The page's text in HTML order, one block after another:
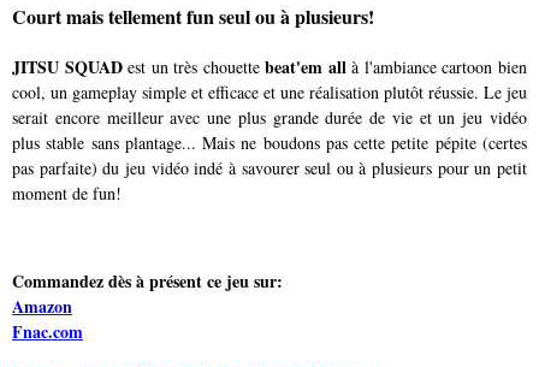
Court mais tellement fun seul ou à plusieurs!
JITSU SQUADest un très chouettebeat'em allà l'ambiance cartoon bien
cool, un gameplay simple et efficace et une réalisation plutôt réussie. Le jeu
serait encore meilleur avec une plus grande durée de vie et un jeu vidéo
plus stable sans plantage... Mais ne boudons pas cette petite pépite (certes
pas parfaite) du jeu vidéo indé à savourer seul ou à plusieurs pour un petit
moment de fun!
Commandez dès à présent ce jeu sur:
Amazon
Fnac.com